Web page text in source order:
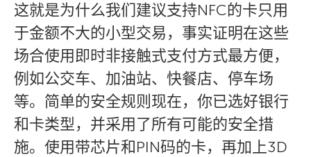
这就是为什么我们建议支持NFC的卡只用
于金额不大的小型交易，事实证明在这些
场合使用即时非接触式支付方式最方便，
例如公交车、加油站、快餐店、停车场
等。简单的安全规则现在，你已选好银行
和卡类型，并采用了所有可能的安全措
施。使用带芯片和PIN码的卡，再加上3D